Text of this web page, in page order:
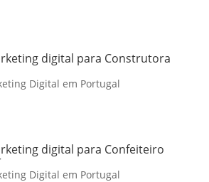
digital para Construtora
Digital em Portugal
digital para Confeiteiro
Digital em Portugal